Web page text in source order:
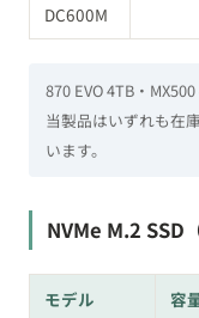
DC600M
870 EVO 4TB・
当製品はいずれも在
います。
NVMe M.2 SSD
モデル 容